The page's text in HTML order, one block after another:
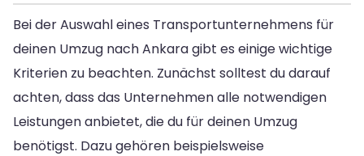
Bei der Auswahl eines Transportunternehmens für
deinen Umzug nach Ankara gibt es einige wichtige
Kriterien zu beachten. Zunächst solltest du darauf
achten, dass das Unternehmen alle notwendigen
Leistungen anbietet, die du für deinen Umzug
benötigst. Dazu gehören beispielsweise